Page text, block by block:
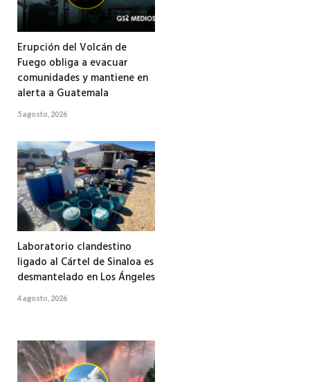
Erupción del Volcán de
Fuego obliga a evacuar
comunidades y mantiene en
alerta a Guatemala
5 agosto, 2026
Laboratorio clandestino
ligado al Cártel de Sinaloa es
desmantelado en Los Ángeles
4 agosto, 2026